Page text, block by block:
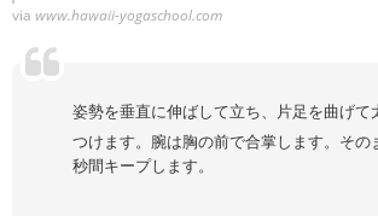
via www.hawaii-yogaschool.com
姿勢を垂直に伸ばして立ち、片足を曲げて
つけます。腕は胸の前で合掌します。その
秒間キープします。